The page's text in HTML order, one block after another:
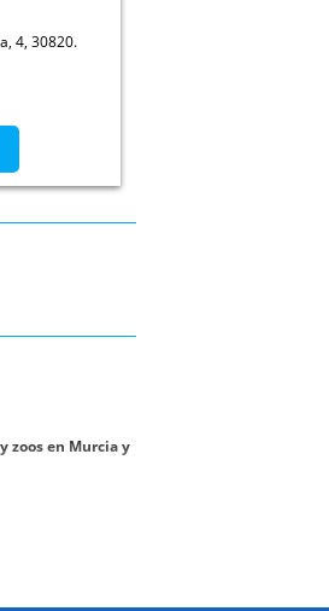
4, 30820.
zoos en Murcia y